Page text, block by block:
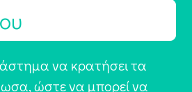
να κρατήσει τα
ώστε να μπορεί να